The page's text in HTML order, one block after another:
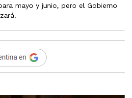
mayo y junio, pero el Gobierno